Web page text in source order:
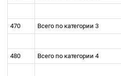
470 Всего по категории 3
480 Всего по категории 4